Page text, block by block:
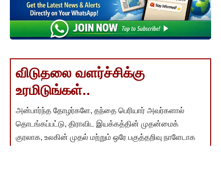
விடுதலை வளர்ச்சிக்கு
உரமிடுங்கள்..
அன்பார்ந்த தோழர்களே, தந்தை பெரியார் அவர்களால்
தொடங்கப்பட்டு, திராவிட இயக்கத்தின் முதன்மைக்
குரலாக, உலகின் முதல் மற்றும் ஒரே பகுத்தறிவு நாளேடாக